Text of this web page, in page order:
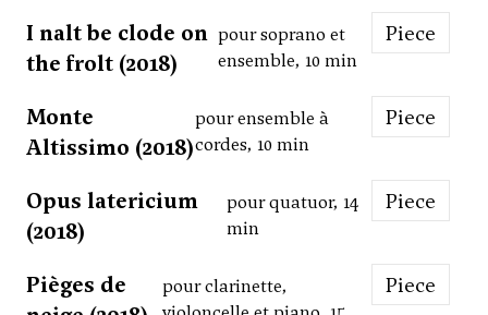
I nalt be clode on
the frolt (2018)
pour soprano et
ensemble, 10 min
Piece
Monte
Altissimo (2018)
pour ensemble à
cordes, 10 min
Piece
Opus latericium
(2018)
pour quatuor, 14
min
Piece
Pièges de
pour clarinette,
Piece